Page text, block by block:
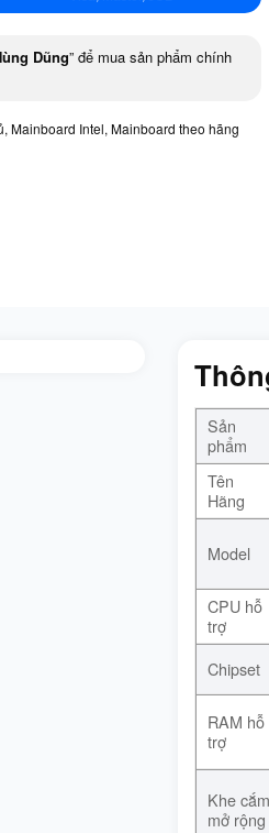
Dũng” để mua sản phẩm chính
, Mainboard Intel, Mainboard theo hãng
Sản
phẩm
Tên
Hãng
Model
CPU hỗ
trợ
Chipset
RAM hỗ
trợ
Khe cắm
mở rộng